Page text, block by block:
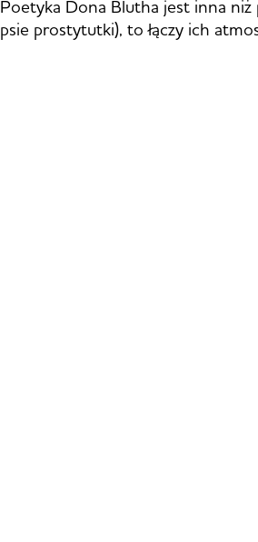
Poetyka Dona Blutha jest inna niż
psie prostytutki), to łączy ich